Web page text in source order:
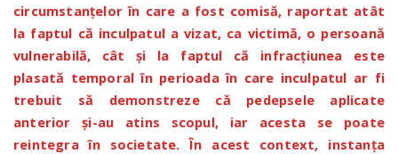
circumstanțelor în care a fost comisă, raportat atât
la faptul că inculpatul a vizat, ca victimă, o persoană
vulnerabilă, cât și la faptul că infracțiunea este
plasată temporal în perioada în care inculpatul ar fi
trebuit să demonstreze că pedepsele aplicate
anterior și-au atins scopul, iar acesta se poate
reintegra în societate. În acest context, instanța